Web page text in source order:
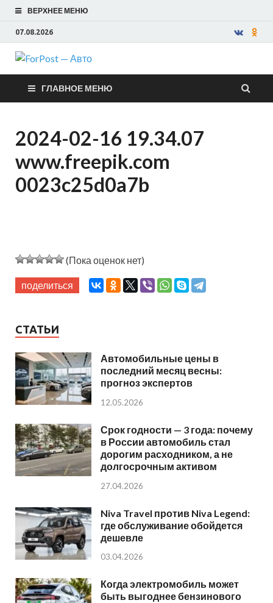
ВЕРХНЕЕ МЕНЮ
07.08.2026
ForPost —
Авто
ГЛАВНОЕ МЕНЮ
2024-02-16 19.34.07
www.freepik.com
0023c25d0a7b
(Пока оценок нет)
поделиться
СТАТЬИ
Автомобильные цены в
последний месяц весны:
прогноз экспертов
12.05.2026
Срок годности — 3 года: почему
в России автомобиль стал
дорогим расходником, а не
долгосрочным активом
27.04.2026
Niva Travel против Niva Legend:
где обслуживание обойдется
дешевле
03.04.2026
Когда электромобиль может
быть выгоднее бензинового